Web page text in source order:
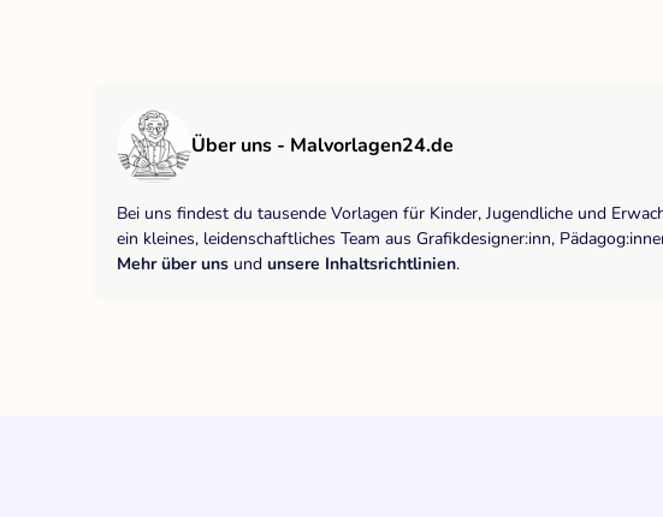
Über uns - Malvorlagen24.de
Bei uns findest du tausende Vorlagen für Kinder, Jugendliche und
ein kleines, leidenschaftliches Team aus Grafikdesigner:inn,
Mehr über uns und unsere Inhaltsrichtlinien.